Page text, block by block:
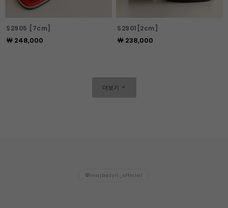
S2905 [7cm]
￦ 248,000
S2901[2cm]
￦ 238,000
더보기
majbazyli_official